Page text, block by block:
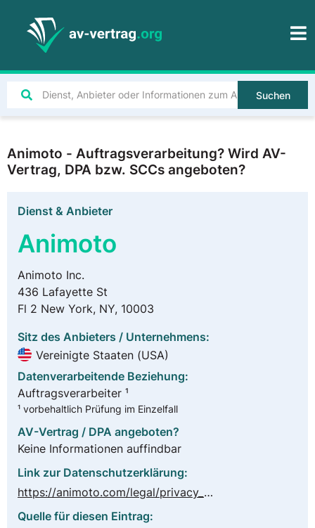
Suchen
Animoto - Auftragsverarbeitung? Wird AV-
Vertrag, DPA bzw. SCCs angeboten?
Dienst & Anbieter
Animoto
Animoto Inc.
436 Lafayette St
Fl 2 New York, NY, 10003
Sitz des Anbieters / Unternehmens:
Vereinigte Staaten (USA)
Datenverarbeitende Beziehung:
Auftragsverarbeiter ¹
¹ vorbehaltlich Prüfung im Einzelfall
AV-Vertrag / DPA angeboten?
Keine Informationen auffindbar
Link zur Datenschutzerklärung:
https://animoto.com/legal/privacy_policy
Quelle für diesen Eintrag: